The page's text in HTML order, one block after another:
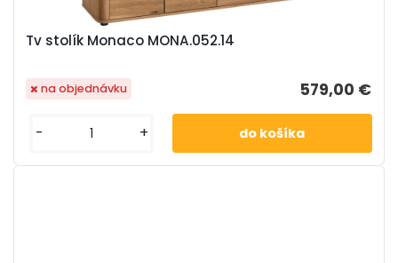
Tv stolík Monaco MONA.052.14
579,00 €
na objednávku
- +